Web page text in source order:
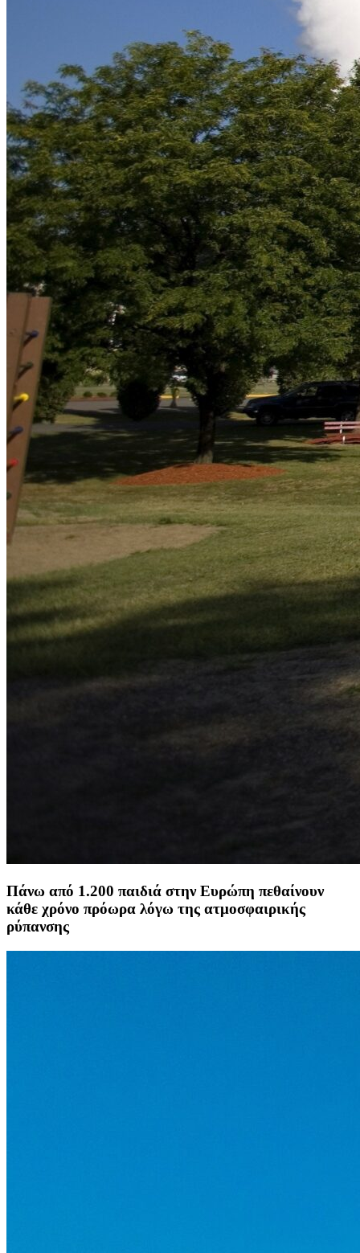
Πάνω από 1.200 παιδιά στην Ευρώπη πεθαίνουν
κάθε χρόνο πρόωρα λόγω της ατμοσφαιρικής
ρύπανσης